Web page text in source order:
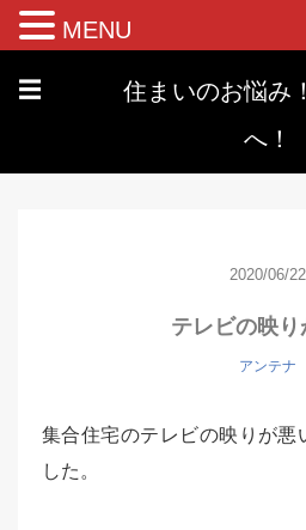
☰
住まいのお悩み
へ！
2020/06/22
テレビの映り
アンテナ
集合住宅のテレビの映りが悪
した。
MENU